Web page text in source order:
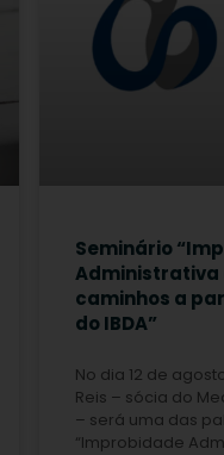
Seminário
Administrativa
caminhos a
do IBDA”
No dia 12 de
Reis – sócia do
– será uma das
“Improbidade